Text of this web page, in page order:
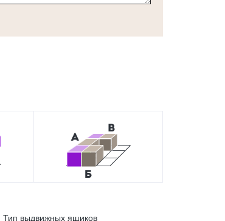
Тип выдвижных ящиков